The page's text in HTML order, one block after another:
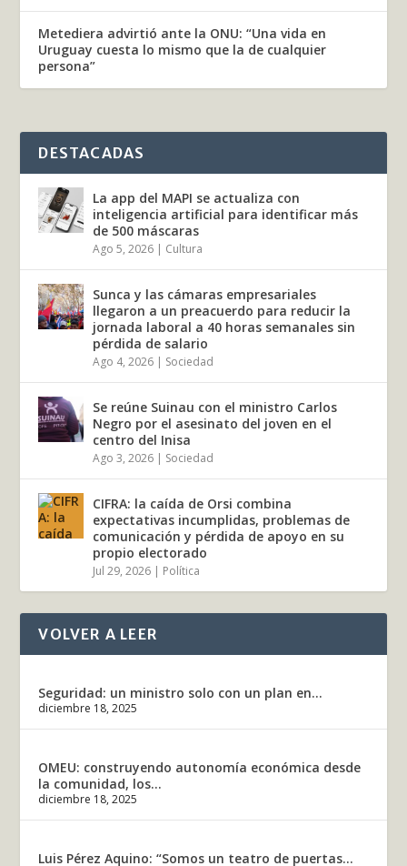
Metediera advirtió ante la ONU: “Una vida en
Uruguay cuesta lo mismo que la de cualquier
persona”
DESTACADAS
La app del MAPI se actualiza con
inteligencia artificial para identificar más
de 500 máscaras
Ago 5, 2026 | Cultura
Sunca y las cámaras empresariales
llegaron a un preacuerdo para reducir la
jornada laboral a 40 horas semanales sin
pérdida de salario
Ago 4, 2026 | Sociedad
Se reúne Suinau con el ministro Carlos
Negro por el asesinato del joven en el
centro del Inisa
Ago 3, 2026 | Sociedad
CIFRA: la caída de Orsi combina
expectativas incumplidas, problemas de
comunicación y pérdida de apoyo en su
propio electorado
Jul 29, 2026 | Política
VOLVER A LEER
Seguridad: un ministro solo con un plan en...
diciembre 18, 2025
OMEU: construyendo autonomía económica desde
la comunidad, los...
diciembre 18, 2025
Luis Pérez Aquino: “Somos un teatro de puertas...